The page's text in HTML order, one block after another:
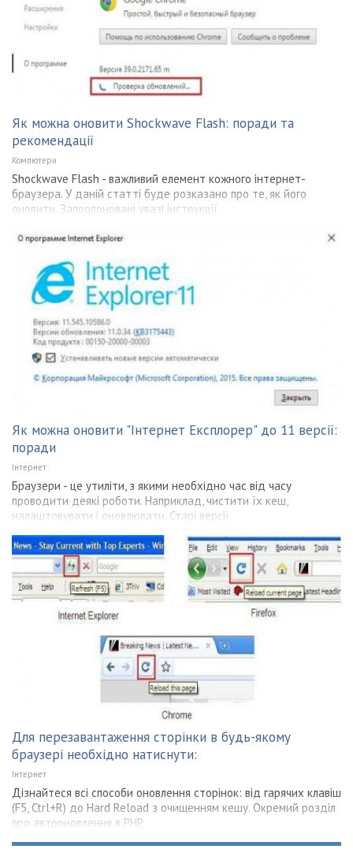
Як можна оновити Shockwave Flash: поради та
рекомендації
Компютери
Shockwave Flash - важливий елемент кожного інтернет-
браузера. У даній статті буде розказано про те, як його
оновити. Запропоновані увазі інструкції
Як можна оновити "Інтернет Експлорер" до 11 версії:
поради
Інтернет
Браузери - це утиліти, з якими необхідно час від часу
проводити деякі роботи. Наприклад, чистити їх кеш,
налаштовувати і оновлювати. Старі версії
Для перезавантаження сторінки в будь-якому
браузері необхідно натиснути:
Інтернет
Дізнайтеся всі способи оновлення сторінок: від гарячих клавіш
(F5, Ctrl+R) до Hard Reload з очищенням кешу. Окремий розділ
про автооновлення в PHP,